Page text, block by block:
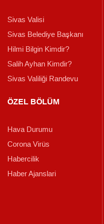
Sivas Valisi
Sivas Belediye Başkanı
Hilmi Bilgin Kimdir?
Salih Ayhan Kimdir?
Sivas Valiliği Randevu
ÖZEL BÖLÜM
Hava Durumu
Corona Virüs
Habercilik
Haber Ajanslari